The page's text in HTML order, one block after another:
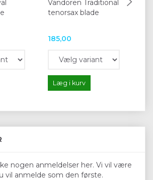
Vandoren Traditional
tenorsax blade
185,00
Læg i kurv
nogen anmeldelser her. Vi vil være
vil anmelde som den første.